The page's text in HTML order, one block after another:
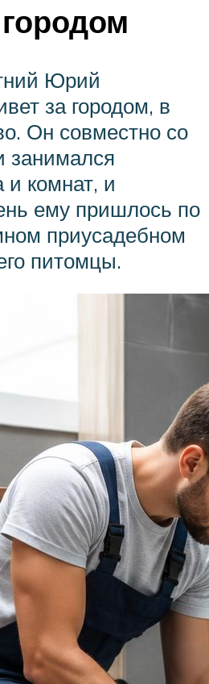
Юрий
за городом, в
Он совместно со
занимался
комнат, и
ему пришлось по
приусадебном
питомцы.